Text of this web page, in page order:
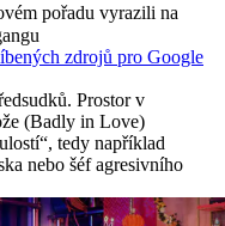
pořadu vyrazili na
zdrojů pro Google
Prostor v
(Badly in Love)
tedy například
nebo šéf agresivního